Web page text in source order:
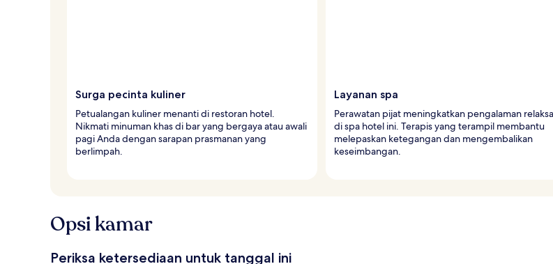
Surga pecinta kuliner
Petualangan kuliner menanti di restoran hotel.
Nikmati minuman khas di bar yang bergaya atau awali
pagi Anda dengan sarapan prasmanan yang
berlimpah.
Layanan spa
Perawatan pijat meningkatkan pengalaman
di spa hotel ini. Terapis yang terampil membantu
melepaskan ketegangan dan mengembalikan
keseimbangan.
Opsi kamar
Periksa ketersediaan untuk tanggal ini